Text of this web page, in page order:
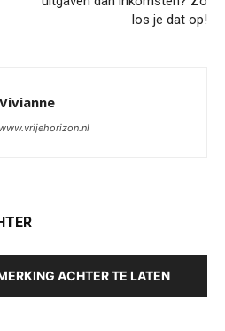
los je dat op!
Vivianne
ACHTER TE LATEN